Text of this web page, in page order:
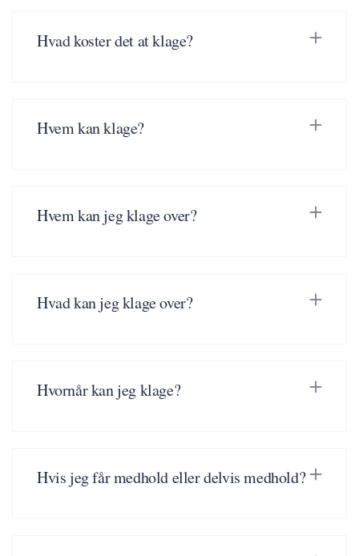
Hvad koster det at klage?
Hvem kan klage?
Hvem kan jeg klage over?
Hvad kan jeg klage over?
Hvornår kan jeg klage?
Hvis jeg får medhold eller delvis medhold?